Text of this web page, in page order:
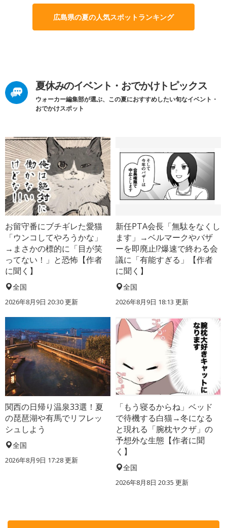
広島県の夏の人気スポットランキング
夏休みのイベント・おでかけトピックス
ウォーカー編集部が選ぶ、この夏におすすめしたい旬なイベント・
おでかけスポット
お留守番にブチギレた愛猫
「ウンコしてやろうかな」
→まさかの標的に「目が笑
ってない！」と恐怖【作者
に聞く】
全国
2026年8月9日 20:30更新
新任PTA会長「無駄をなくし
ます」→ベルマークやバザ
ーを即廃止!?爆速で終わる会
議に「有能すぎる」【作者
に聞く】
全国
2026年8月9日 18:13 更新
関西の日帰り温泉33選！夏
の琵琶湖や有馬でリフレッ
シュしよう
全国
2026年8月9日 17:28更新
「もう寝るからね」ベッド
で待機する白猫→冬になる
と現れる「腕枕ヤクザ」の
予想外な生態【作者に聞
く】
全国
2026年8月8日 20:35 更新